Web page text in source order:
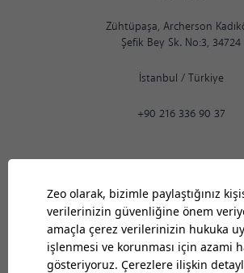
Zühtüpaşa, Archerson
Şefik Bey Sk. No:3, 34724
İstanbul / Türkiye
+90 216 336 90 37
Ankara
09:48 AM
9:30-18:30
Bilkent Cyberpark 1606.